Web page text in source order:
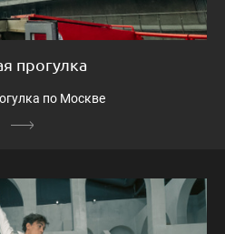
прогулка
по Москве